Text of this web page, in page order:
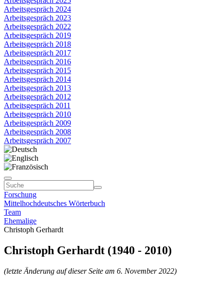
Arbeitsgespräch 2024
Arbeitsgespräch 2023
Arbeitsgespräch 2022
Arbeitsgespräch 2019
Arbeitsgespräch 2018
Arbeitsgespräch 2017
Arbeitsgespräch 2016
Arbeitsgespräch 2015
Arbeitsgespräch 2014
Arbeitsgespräch 2013
Arbeitsgespräch 2012
Arbeitsgespräch 2011
Arbeitsgespräch 2010
Arbeitsgespräch 2009
Arbeitsgespräch 2008
Arbeitsgespräch 2007
Forschung
Mittelhochdeutsches Wörterbuch
Team
Ehemalige
Christoph Gerhardt
Christoph Gerhardt (1940 - 2010)
(letzte Änderung auf dieser Seite am 6. November 2022)